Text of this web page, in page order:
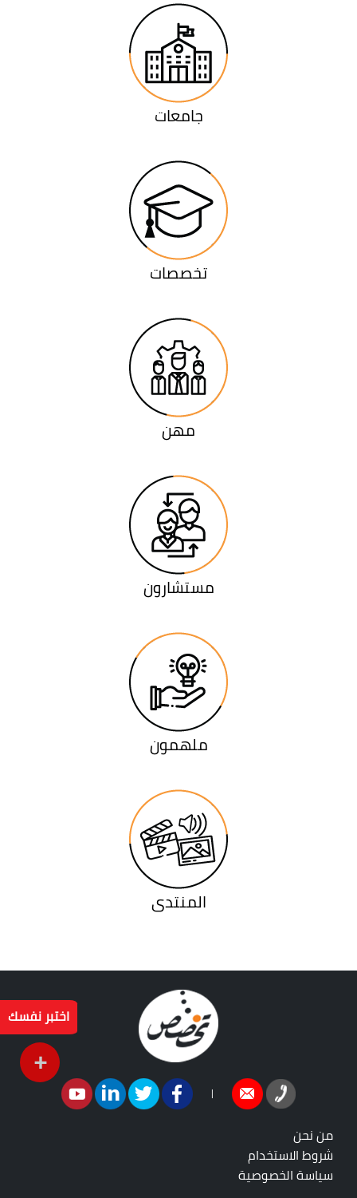
اختبر نفسك
+
جامعات
تخصصات
مهن
مستشارون
ملهمون
المنتدى
|
من نحن
شروط الاستخدام
سياسة الخصوصية